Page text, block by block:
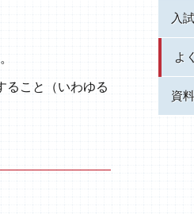
ること（いわゆる
入
よ
資